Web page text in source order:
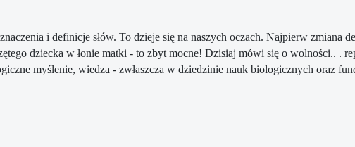
i definicje słów. To dzieje się na naszych oczach. Najpierw zmiana
dziecka w łonie matki - to zbyt mocne! Dzisiaj mówi się o wolności.. .
myślenie, wiedza - zwłaszcza w dziedzinie nauk biologicznych oraz